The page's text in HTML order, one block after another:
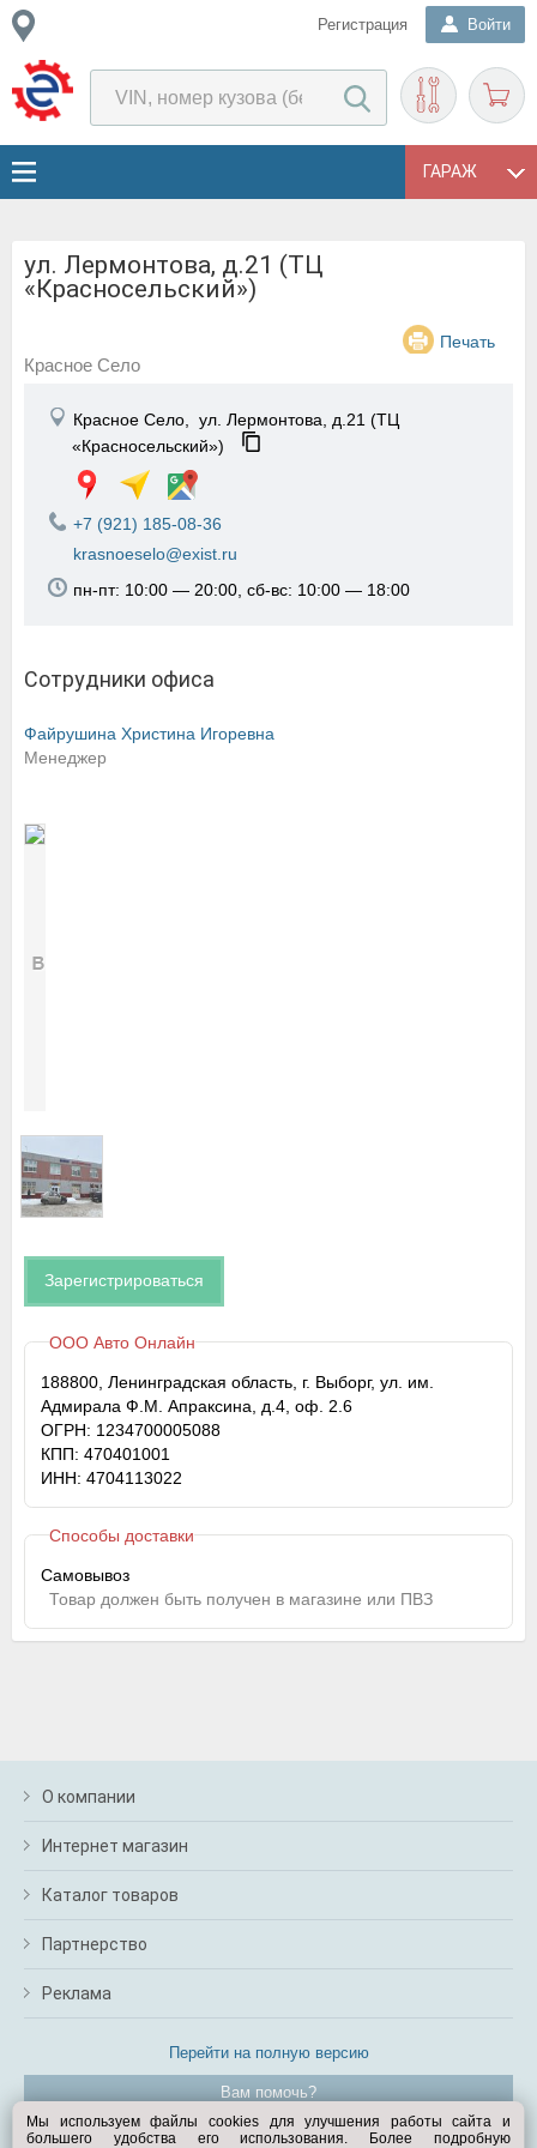
Регистрация Войти
ГАРАЖ
ул. Лермонтова, д.21 (ТЦ
«Красносельский»)
Печать
Красное Село
Красное Село, ул. Лермонтова, д.21 (ТЦ
«Красносельский»)
+7 (921) 185-08-36
krasnoeselo@exist.ru
пн-пт: 10:00 — 20:00, сб-вс: 10:00 — 18:00
Сотрудники офиса
Файрушина Христина Игоревна
Менеджер
Зарегистрироваться
ООО Авто Онлайн
188800, Ленинградская область, г. Выборг, ул. им.
Адмирала Ф.М. Апраксина, д.4, оф. 2.6
ОГРН: 1234700005088
КПП: 470401001
ИНН: 4704113022
Способы доставки
Самовывоз
Товар должен быть получен в магазине или ПВЗ
О компании
Интернет магазин
Каталог товаров
Партнерство
Реклама
Перейти на полную версию
Вам помочь?
Мы используем файлы cookies для улучшения работы сайта и
большего удобства его использования. Более подробную